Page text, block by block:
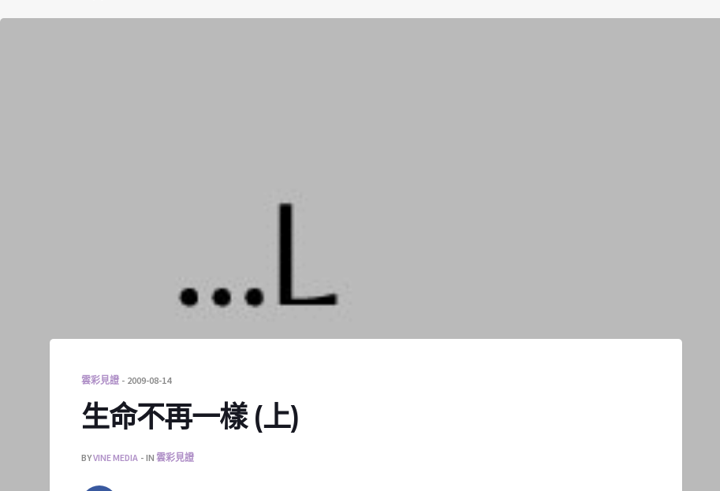
雲彩見證 2009-08-14
生命不再一樣 (上)
BYVINE MEDIA IN 雲彩見證